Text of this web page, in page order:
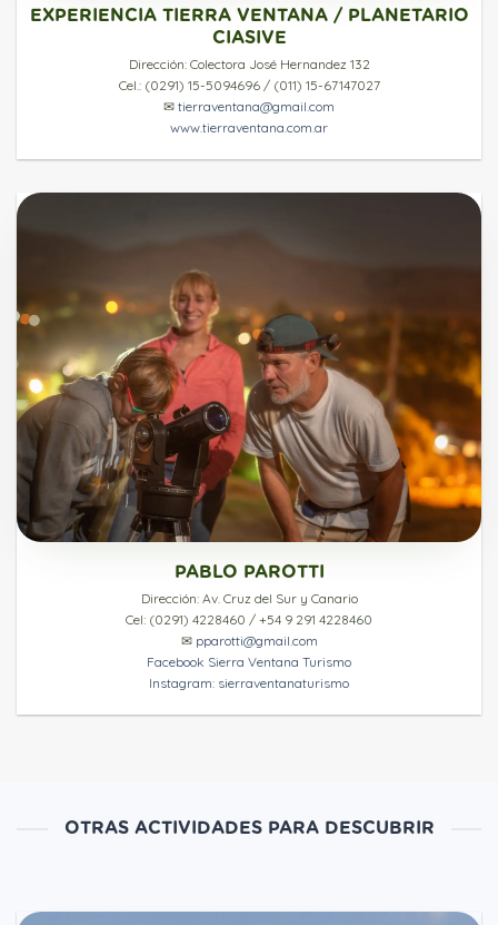
EXPERIENCIA TIERRA VENTANA / PLANETARIO
CIASIVE
Dirección: Colectora José Hernandez 132
Cel.: (0291) 15-5094696 / (011) 15-67147027
✉ tierraventana@gmail.com
www.tierraventana.com.ar
PABLO PAROTTI
Dirección: Av. Cruz del Sur y Canario
Cel: (0291) 4228460 / +54 9 291 4228460
✉ pparotti@gmail.com
Facebook Sierra Ventana Turismo
Instagram: sierraventanaturismo
OTRAS ACTIVIDADES PARA DESCUBRIR